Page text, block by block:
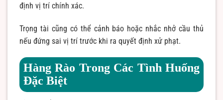
định vị trí chính xác.
Trọng tài cũng có thể cảnh báo hoặc nhắc nhở cầu thủ
nếu đứng sai vị trí trước khi ra quyết định xử phạt.
Hàng Rào Trong Các Tình Huống
Đặc Biệt